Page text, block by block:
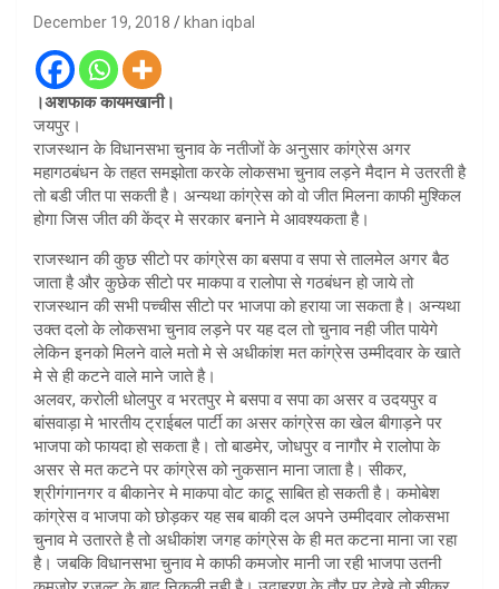
December 19, 2018 khan iqbal
।अशफाक कायमखानी।
जयपुर।
राजस्थान के विधानसभा चुनाव के नतीजों के अनुसार कांग्रेस अगर
महागठबंधन के तहत समझोता करके लोकसभा चुनाव लड़ने मैदान मे उतरती है
तो बडी जीत पा सकती है। अन्यथा कांग्रेस को वो जीत मिलना काफी मुश्किल
होगा जिस जीत की केंद्र मे सरकार बनाने मे आवश्यकता है।
राजस्थान की कुछ सीटो पर कांग्रेस का बसपा व सपा से तालमेल अगर बैठ
जाता है और कुछेक सीटो पर माकपा व रालोपा से गठबंधन हो जाये तो
राजस्थान की सभी पच्चीस सीटो पर भाजपा को हराया जा सकता है। अन्यथा
उक्त दलो के लोकसभा चुनाव लड़ने पर यह दल तो चुनाव नही जीत पायेगे
लेकिन इनको मिलने वाले मतो मे से अधीकांश मत कांग्रेस उम्मीदवार के खाते
मे से ही कटने वाले माने जाते है।
अलवर, करोली धोलपुर व भरतपुर मे बसपा व सपा का असर व उदयपुर व
बांसवाड़ा मे भारतीय ट्राईबल पार्टी का असर कांग्रेस का खेल बीगाड़ने पर
भाजपा को फायदा हो सकता है। तो बाडमेर, जोधपुर व नागौर मे रालोपा के
असर से मत कटने पर कांग्रेस को नुकसान माना जाता है। सीकर,
श्रीगंगानगर व बीकानेर मे माकपा वोट काटू साबित हो सकती है। कमोबेश
कांग्रेस व भाजपा को छोड़कर यह सब बाकी दल अपने उम्मीदवार लोकसभा
चुनाव मे उतारते है तो अधीकांश जगह कांग्रेस के ही मत कटना माना जा रहा
है। जबकि विधानसभा चुनाव मे काफी कमजोर मानी जा रही भाजपा उतनी